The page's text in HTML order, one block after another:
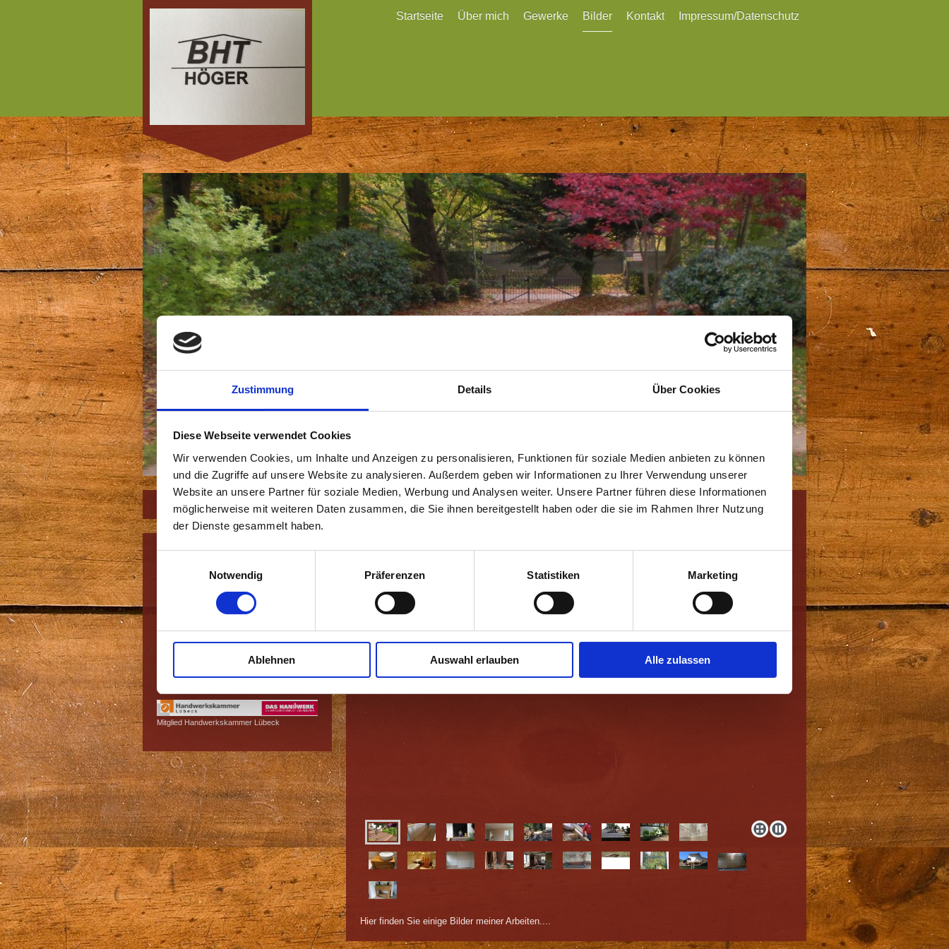
Zustimmung Details Über Cookies
Diese Webseite verwendet Cookies
Wir verwenden Cookies, um Inhalte und Anzeigen zu personalisieren, Funktionen für soziale Medien anbieten zu können
und die Zugriffe auf unsere Website zu analysieren. Außerdem geben wir Informationen zu Ihrer Verwendung unserer
Website an unsere Partner für soziale Medien, Werbung und Analysen weiter. Unsere Partner führen diese Informationen
möglicherweise mit weiteren Daten zusammen, die Sie ihnen bereitgestellt haben oder die sie im Rahmen Ihrer Nutzung
der Dienste gesammelt haben.
Notwendig
Präferenzen Statistiken Marketing
Ablehnen Auswahl erlauben Alle zulassen
Startseite Über mich Gewerke Bilder Kontakt Impressum/Datenschutz
BHT Höger
Ein kleiner Einblick in meine Arbeiten
Hier finden Sie einige Bilder meiner Arbeiten....
Kontakt
info@thomashoeger.de
Mitglied Handwerkskammer Lübeck